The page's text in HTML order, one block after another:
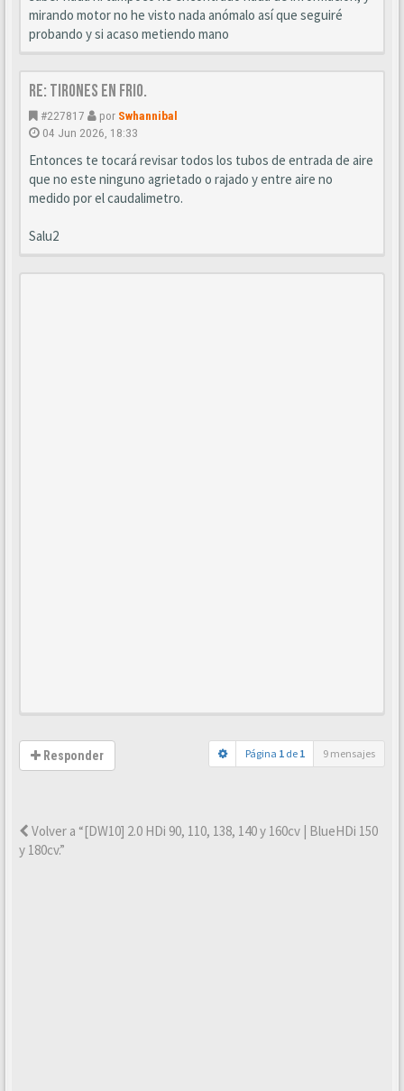
mirando motor no he visto nada anómalo así que seguiré
probando y si acaso metiendo mano
Re: Tirones en frio.
#227817 por Swhannibal
04 Jun 2026, 18:33
Entonces te tocará revisar todos los tubos de entrada de aire
que no este ninguno agrietado o rajado y entre aire no
medido por el caudalimetro.
Salu2
Responder Página 1 de 1 9 mensajes
Volver a “[DW10] 2.0 HDi 90, 110, 138, 140 y 160cv | BlueHDi 150
y 180cv.”